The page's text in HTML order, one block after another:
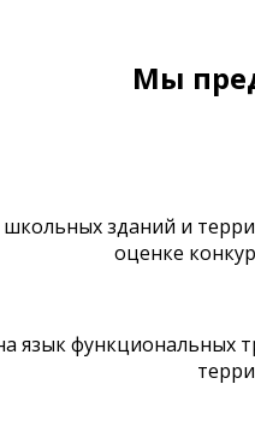
Мы
зданий и
оценке
функциональных